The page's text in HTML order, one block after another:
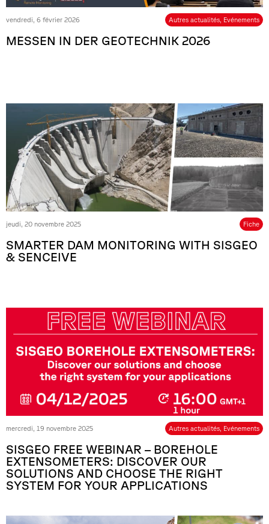
vendredi, 6 février 2026 Autres actualités, Evénements
MESSEN IN DER GEOTECHNIK 2026
jeudi, 20 novembre 2025 Fiche
SMARTER DAM MONITORING WITH SISGEO
& SENCEIVE
mercredi, 19 novembre 2025 Autres actualités, Evénements
SISGEO FREE WEBINAR – BOREHOLE
EXTENSOMETERS: DISCOVER OUR
SOLUTIONS AND CHOOSE THE RIGHT
SYSTEM FOR YOUR APPLICATIONS